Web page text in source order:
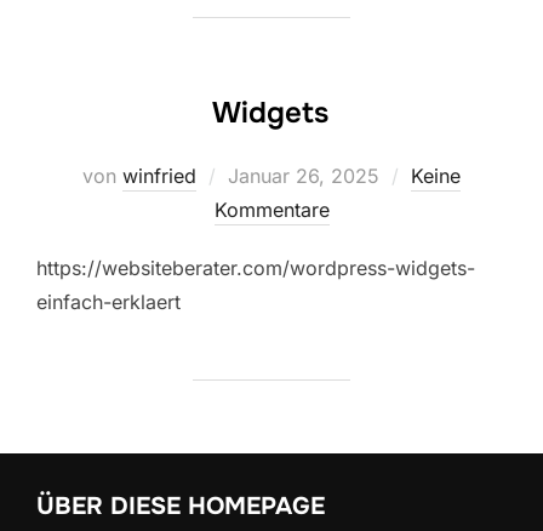
Widgets
von winfried
Veröffentlicht
am
Januar 26, 2025
Keine
Kommentare
https://websiteberater.com/wordpress-widgets-
einfach-erklaert
ÜBER DIESE HOMEPAGE